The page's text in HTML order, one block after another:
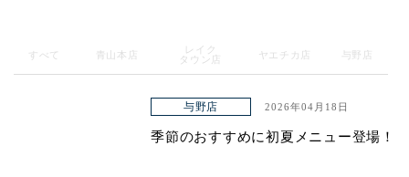
お知らせ
アクセス
すべて 青山本店
レイク
タウン店
ヤエチカ店 与野店
与野店 2026年04月18日
季節のおすすめに初夏メニュー登場！